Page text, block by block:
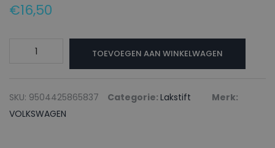
€16,50
VOLKSWAGEN
AZUL
PROFUNDO
TOEVOEGEN AAN WINKELWAGEN
SKU: 9504425865837 Categorie: Lakstift
Merk:
VOLKSWAGEN